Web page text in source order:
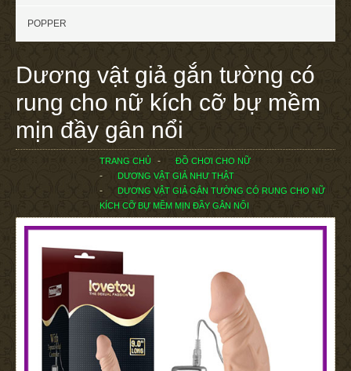
POPPER
Dương vật giả gắn tường có
rung cho nữ kích cỡ bự mềm
mịn đầy gân nổi
TRANG CHỦ
ĐỒ CHƠI CHO NỮ
DƯƠNG VẬT GIẢ NHƯ THẬT
DƯƠNG VẬT GIẢ GẮN TƯỜNG CÓ RUNG CHO NỮ
KÍCH CỠ BỰ MỀM MỊN ĐẦY GÂN NỔI